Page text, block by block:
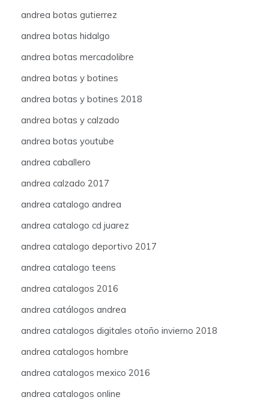
andrea botas gutierrez
andrea botas hidalgo
andrea botas mercadolibre
andrea botas y botines
andrea botas y botines 2018
andrea botas y calzado
andrea botas youtube
andrea caballero
andrea calzado 2017
andrea catalogo andrea
andrea catalogo cd juarez
andrea catalogo deportivo 2017
andrea catalogo teens
andrea catalogos 2016
andrea catálogos andrea
andrea catalogos digitales otoño invierno 2018
andrea catalogos hombre
andrea catalogos mexico 2016
andrea catalogos online